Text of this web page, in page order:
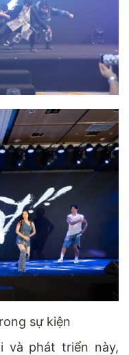
sự kiện
và phát triển này,